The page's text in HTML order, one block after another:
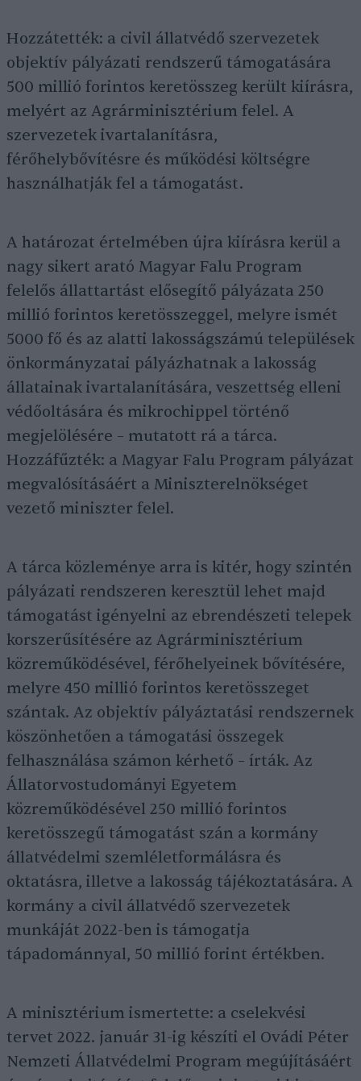
Hozzátették: a civil állatvédő szervezetek
objektív pályázati rendszerű támogatására
500 millió forintos keretösszeg került kiírásra,
melyért az Agrárminisztérium felel. A
szervezetek ivartalanításra,
férőhelybővítésre és működési költségre
használhatják fel a támogatást.
A határozat értelmében újra kiírásra kerül a
nagy sikert arató Magyar Falu Program
felelős állattartást elősegítő pályázata 250
millió forintos keretösszeggel, melyre ismét
5000 fő és az alatti lakosságszámú települések
önkormányzatai pályázhatnak a lakosság
állatainak ivartalanítására, veszettség elleni
védőoltására és mikrochippel történő
megjelölésére – mutatott rá a tárca.
Hozzáfűzték: a Magyar Falu Program pályázat
megvalósításáért a Miniszterelnökséget
vezető miniszter felel.
A tárca közleménye arra is kitér, hogy szintén
pályázati rendszeren keresztül lehet majd
támogatást igényelni az ebrendészeti telepek
korszerűsítésére az Agrárminisztérium
közreműködésével, férőhelyeinek bővítésére,
melyre 450 millió forintos keretösszeget
szántak. Az objektív pályáztatási rendszernek
köszönhetően a támogatási összegek
felhasználása számon kérhető – írták. Az
Állatorvostudományi Egyetem
közreműködésével 250 millió forintos
keretösszegű támogatást szán a kormány
állatvédelmi szemléletformálásra és
oktatásra, illetve a lakosság tájékoztatására. A
kormány a civil állatvédő szervezetek
munkáját 2022-ben is támogatja
tápadománnyal, 50 millió forint értékben.
A minisztérium ismertette: a cselekvési
tervet 2022. január 31-ig készíti el Ovádi Péter
Nemzeti Állatvédelmi Program megújításáért